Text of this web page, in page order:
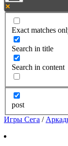
Exact matches
Search in title
Search in content
post
Игры Сега /